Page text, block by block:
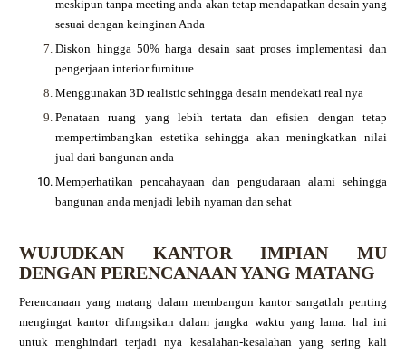
meskipun tanpa meeting anda akan tetap mendapatkan desain yang
sesuai dengan keinginan Anda
Diskon hingga 50% harga desain saat proses implementasi dan
pengerjaan interior furniture
Menggunakan 3D realistic sehingga desain mendekati real nya
Penataan ruang yang lebih tertata dan efisien dengan tetap
mempertimbangkan estetika sehingga akan meningkatkan nilai
jual dari bangunan anda
Memperhatikan pencahayaan dan pengudaraan alami sehingga
bangunan anda menjadi lebih nyaman dan sehat
WUJUDKAN KANTOR IMPIAN MU
DENGAN PERENCANAAN YANG MATANG
Perencanaan yang matang dalam membangun kantor sangatlah penting
mengingat kantor difungsikan dalam jangka waktu yang lama. hal ini
untuk menghindari terjadi nya kesalahan-kesalahan yang sering kali